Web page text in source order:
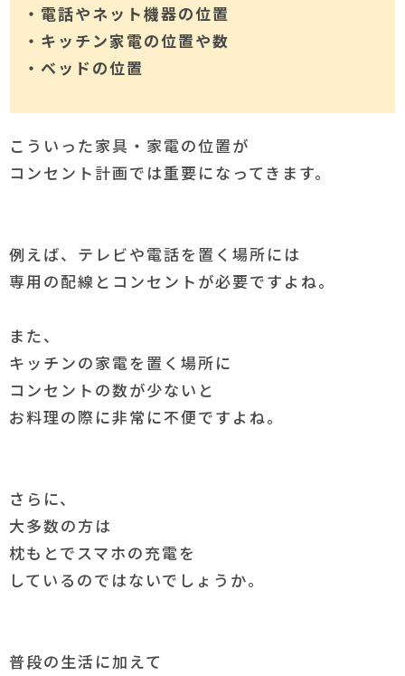
・電話やネット機器の位置
・キッチン家電の位置や数
・ベッドの位置
こういった家具・家電の位置が
コンセント計画では重要になってきます。
例えば、テレビや電話を置く場所には
専用の配線とコンセントが必要ですよね。
また、
キッチンの家電を置く場所に
コンセントの数が少ないと
お料理の際に非常に不便ですよね。
さらに、
大多数の方は
枕もとでスマホの充電を
しているのではないでしょうか。
普段の生活に加えて